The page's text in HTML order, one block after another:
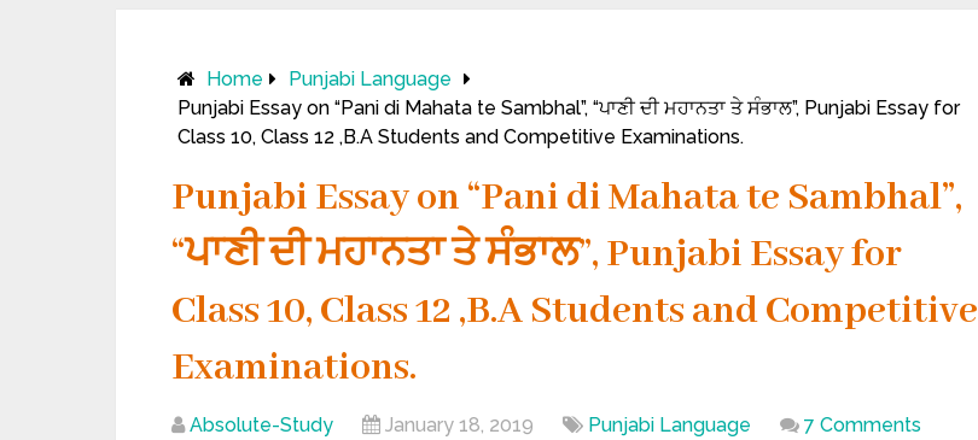
Home
Punjabi Language
Punjabi Essay on “Pani di Mahata te Sambhal”, “ਪਾਣੀ ਦੀ ਮਹਾਨਤਾ ਤੇ ਸੰਭਾਲ”, Punjabi Essay for
Class 10, Class 12 ,B.A Students and Competitive Examinations.
Punjabi Essay on “Pani di Mahata te Sambhal”,
“ਪਾਣੀ ਦੀ ਮਹਾਨਤਾ ਤੇ ਸੰਭਾਲ”, Punjabi Essay for
Class 10, Class 12 ,B.A Students and Competitive
Examinations.
Absolute-Study January 18, 2019 Punjabi Language 7 Comments